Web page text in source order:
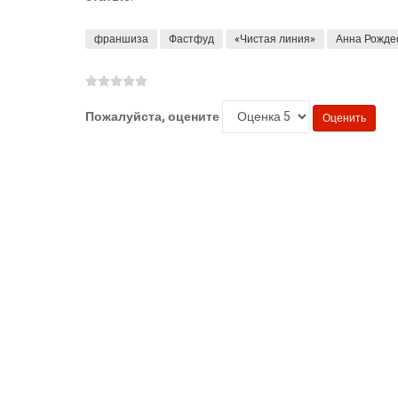
франшиза Фастфуд «Чистая линия» Анна
Пожалуйста, оцените